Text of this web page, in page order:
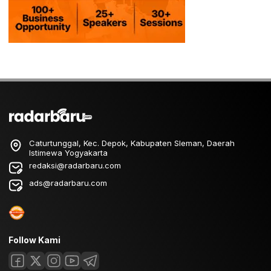
Caturtunggal, Kec. Depok, Kabupaten Sleman, Daerah
Istimewa Yogyakarta
redaksi@radarbaru.com
ads@radarbaru.com
Follow Kami